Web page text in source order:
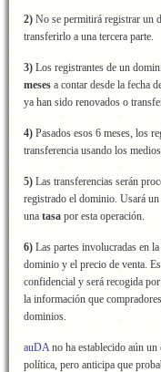
2) No se permitirá registrar un
transferirlo a una tercera parte.
3) Los registrantes de un
meses a contar desde la fecha
ya han sido renovados o
4) Pasados esos 6 meses, los
transferencia usando los
5) Las transferencias serán
registrado el dominio. Usará
una tasa por esta operación.
6) Las partes involucradas en
dominio y el precio de venta.
confidencial y será recogida
la información que
dominios.
auDAno ha establecido aún un
política, pero anticipa que